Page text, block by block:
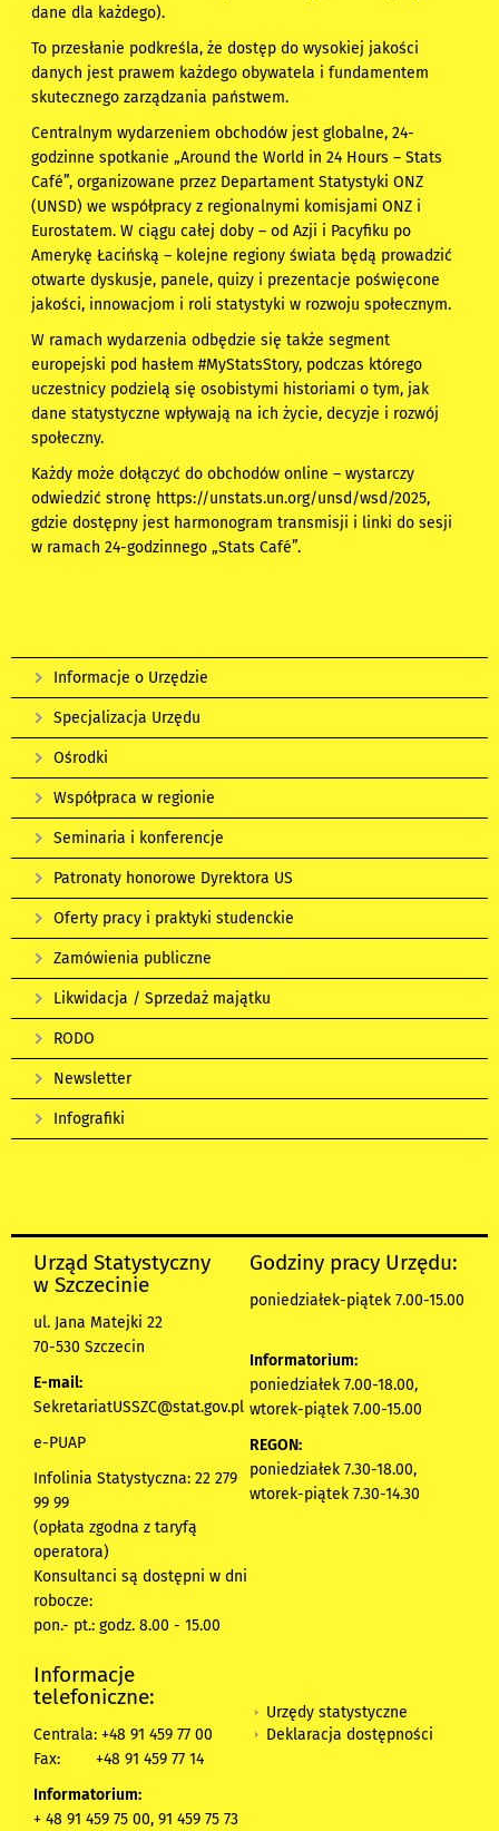
dane dla każdego).
To przesłanie podkreśla, że dostęp do wysokiej jakości
danych jest prawem każdego obywatela i fundamentem
skutecznego zarządzania państwem.
Centralnym wydarzeniem obchodów jest globalne, 24-
godzinne spotkanie „Around the World in 24 Hours – Stats
Café”, organizowane przez Departament Statystyki ONZ
(UNSD) we współpracy z regionalnymi komisjami ONZ i
Eurostatem. W ciągu całej doby – od Azji i Pacyfiku po
Amerykę Łacińską – kolejne regiony świata będą prowadzić
otwarte dyskusje, panele, quizy i prezentacje poświęcone
jakości, innowacjom i roli statystyki w rozwoju społecznym.
W ramach wydarzenia odbędzie się także segment
europejski pod hasłem #MyStatsStory, podczas którego
uczestnicy podzielą się osobistymi historiami o tym, jak
dane statystyczne wpływają na ich życie, decyzje i rozwój
społeczny.
Każdy może dołączyć do obchodów online – wystarczy
odwiedzić stronę https://unstats.un.org/unsd/wsd/2025,
gdzie dostępny jest harmonogram transmisji i linki do sesji
w ramach 24-godzinnego „Stats Café”.
Informacje o Urzędzie
Specjalizacja Urzędu
Ośrodki
Współpraca w regionie
Seminaria i konferencje
Patronaty honorowe Dyrektora US
Oferty pracy i praktyki studenckie
Zamówienia publiczne
Likwidacja / Sprzedaż majątku
RODO
Newsletter
Infografiki
Urząd Statystyczny
w Szczecinie
ul. Jana Matejki 22
70-530 Szczecin
E-mail:
SekretariatUSSZC@stat.gov.pl
e-PUAP
Infolinia Statystyczna: 22 279
99 99
(opłata zgodna z taryfą
operatora)
Konsultanci są dostępni w dni
robocze:
pon.- pt.: godz. 8.00 - 15.00
Godziny pracy Urzędu:
poniedziałek-piątek 7.00-15.00
Informatorium:
poniedziałek 7.00-18.00,
wtorek-piątek 7.00-15.00
REGON:
poniedziałek 7.30-18.00,
wtorek-piątek 7.30-14.30
Informacje
telefoniczne:
Centrala: +48 91 459 77 00
Fax:
+48 91 459 77 14
Informatorium:
+ 48 91 459 75 00, 91 459 75 73
Urzędy statystyczne
Deklaracja dostępności